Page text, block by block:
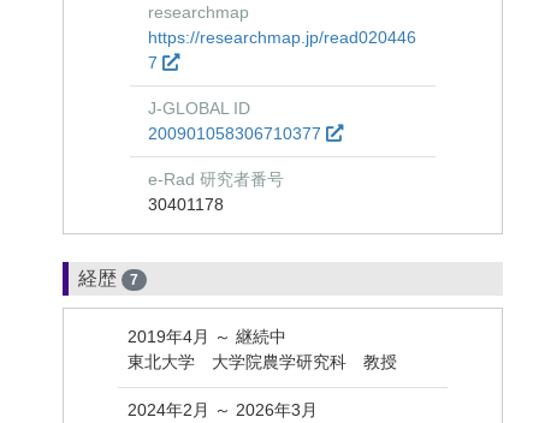
researchmap
https://researchmap.jp/read020446
7
J-GLOBAL ID
200901058306710377
e-Rad 研究者番号
30401178
経歴 7
2019年4月 ～ 継続中
東北大学 大学院農学研究科 教授
2024年2月 ～ 2026年3月